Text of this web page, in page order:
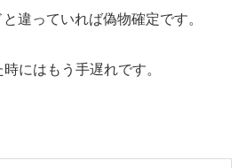
違っていれば偽物確定です。
にはもう手遅れです。